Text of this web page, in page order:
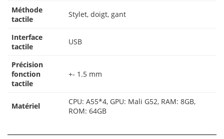
Méthode
tactile
Stylet, doigt, gant
Interface
tactile
USB
Précision
fonction
tactile
+- 1.5 mm
Matériel
CPU: A55*4, GPU: Mali G52, RAM: 8GB,
ROM: 64GB